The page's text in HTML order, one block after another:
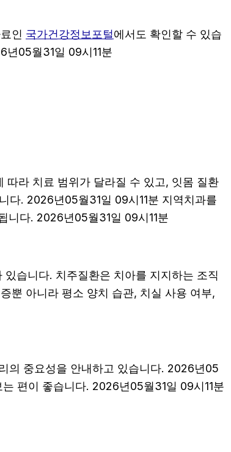
인 국가건강정보포털에서도 확인할 수 있습
년05월31일 09시11분
따라 치료 범위가 달라질 수 있고, 잇몸 질환
다. 2026년05월31일 09시11분 지역치과를
니다. 2026년05월31일 09시11분
습니다. 치주질환은 치아를 지지하는 조직
뿐 아니라 평소 양치 습관, 치실 사용 여부,
의 중요성을 안내하고 있습니다. 2026년05
편이 좋습니다. 2026년05월31일 09시11분